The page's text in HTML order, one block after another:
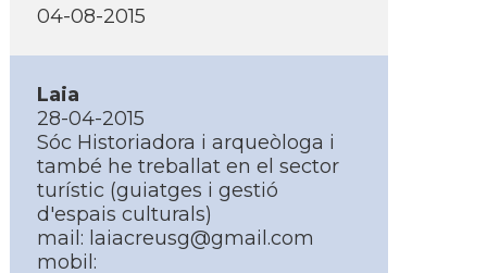
04-08-2015
Laia
28-04-2015
Sóc Historiadora i arqueòloga i
també he treballat en el sector
turí­stic (guiatges i gestió
d'espais culturals)
mail: laiacreusg@gmail.com
mobil: